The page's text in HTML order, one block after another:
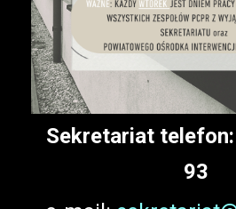
Sekretariat
93